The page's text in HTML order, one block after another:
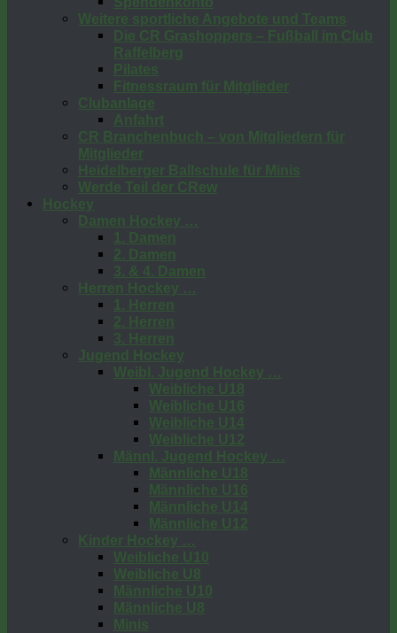
Weitere sportliche Angebote und Teams
Die CR Grashoppers – Fußball im Club
Raffelberg
Pilates
Fitnessraum für Mitglieder
Clubanlage
Anfahrt
CR Branchenbuch – von Mitgliedern für
Mitglieder
Heidelberger Ballschule für Minis
Werde Teil der CRew
Hockey
Damen Hockey …
1. Damen
2. Damen
3. & 4. Damen
Herren Hockey …
1. Herren
2. Herren
3. Herren
Jugend Hockey
Weibl. Jugend Hockey …
Weibliche U18
Weibliche U16
Weibliche U14
Weibliche U12
Männl. Jugend Hockey …
Männliche U18
Männliche U16
Männliche U14
Männliche U12
Kinder Hockey …
Weibliche U10
Weibliche U8
Männliche U10
Männliche U8
Minis